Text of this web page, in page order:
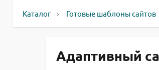
Каталог Готовые шаблоны сайтов
Адаптивный